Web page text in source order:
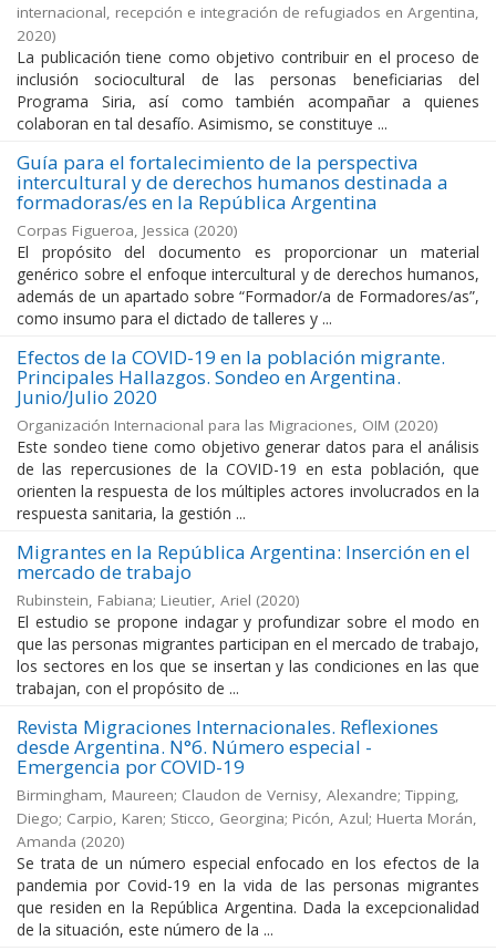
internacional, recepción e integración de refugiados en Argentina,
2020)
La publicación tiene como objetivo contribuir en el proceso de
inclusión sociocultural de las personas beneficiarias del
Programa Siria, así como también acompañar a quienes
colaboran en tal desafío. Asimismo, se constituye ...
Guía para el fortalecimiento de la perspectiva
intercultural y de derechos humanos destinada a
formadoras/es en la República Argentina
Corpas Figueroa, Jessica (2020)
El propósito del documento es proporcionar un material
genérico sobre el enfoque intercultural y de derechos humanos,
además de un apartado sobre “Formador/a de Formadores/as”,
como insumo para el dictado de talleres y ...
Efectos de la COVID-19 en la población migrante.
Principales Hallazgos. Sondeo en Argentina.
Junio/Julio 2020
Organización Internacional para las Migraciones, OIM (2020)
Este sondeo tiene como objetivo generar datos para el análisis
de las repercusiones de la COVID-19 en esta población, que
orienten la respuesta de los múltiples actores involucrados en la
respuesta sanitaria, la gestión ...
Migrantes en la República Argentina: Inserción en el
mercado de trabajo
Rubinstein, Fabiana; Lieutier, Ariel (2020)
El estudio se propone indagar y profundizar sobre el modo en
que las personas migrantes participan en el mercado de trabajo,
los sectores en los que se insertan y las condiciones en las que
trabajan, con el propósito de ...
Revista Migraciones Internacionales. Reflexiones
desde Argentina. N°6. Número especial -
Emergencia por COVID-19
Birmingham, Maureen; Claudon de Vernisy, Alexandre; Tipping,
Diego; Carpio, Karen; Sticco, Georgina; Picón, Azul; Huerta Morán,
Amanda (2020)
Se trata de un número especial enfocado en los efectos de la
pandemia por Covid-19 en la vida de las personas migrantes
que residen en la República Argentina. Dada la excepcionalidad
de la situación, este número de la ...